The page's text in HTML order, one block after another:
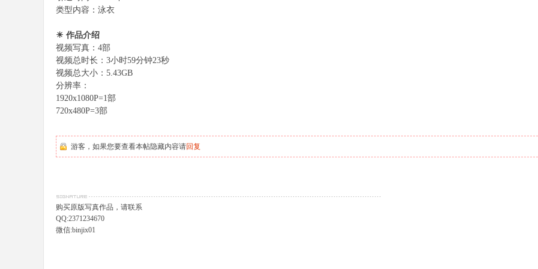
类型内容：泳衣
☀ 作品介绍
视频写真：4部
视频总时长：3小时59分钟23秒
视频总大小：5.43GB
分辨率：
1920x1080P=1部
720x480P=3部
游客，如果您要查看本帖隐藏内容请回复
购买原版写真作品，请联系
QQ:2371234670
微信:binjix01